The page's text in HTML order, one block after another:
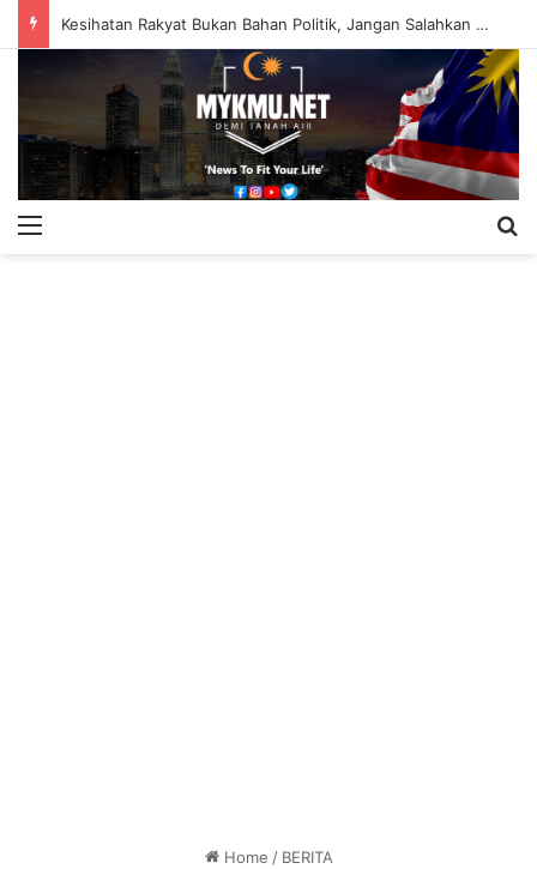
Kesihatan Rakyat Bukan Bahan Politik, Jangan Salahkan Onn Hafiz – Haslinda Salleh
Home / BERITA